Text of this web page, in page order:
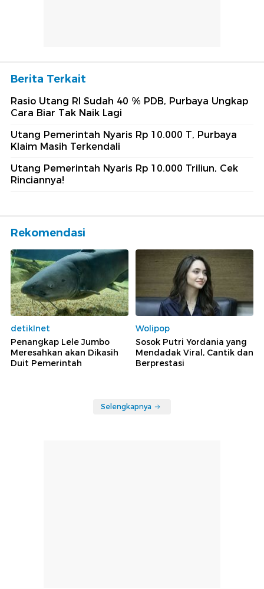
Berita Terkait
Rasio Utang RI Sudah 40 % PDB, Purbaya Ungkap
Cara Biar Tak Naik Lagi
Utang Pemerintah Nyaris Rp 10.000 T, Purbaya
Klaim Masih Terkendali
Utang Pemerintah Nyaris Rp 10.000 Triliun, Cek
Rinciannya!
Rekomendasi
detikInet
Penangkap Lele Jumbo
Meresahkan akan Dikasih
Duit Pemerintah
Wolipop
Sosok Putri Yordania yang
Mendadak Viral, Cantik dan
Berprestasi
Selengkapnya